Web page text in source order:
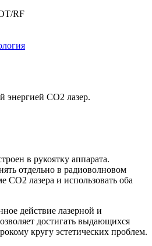
RF
энергией СO2 лазер.
в рукоятку аппарата.
отдельно в радиоволновом
СО2 лазера и использовать оба
действие лазерной и
достигать выдающихся
кругу эстетических проблем.